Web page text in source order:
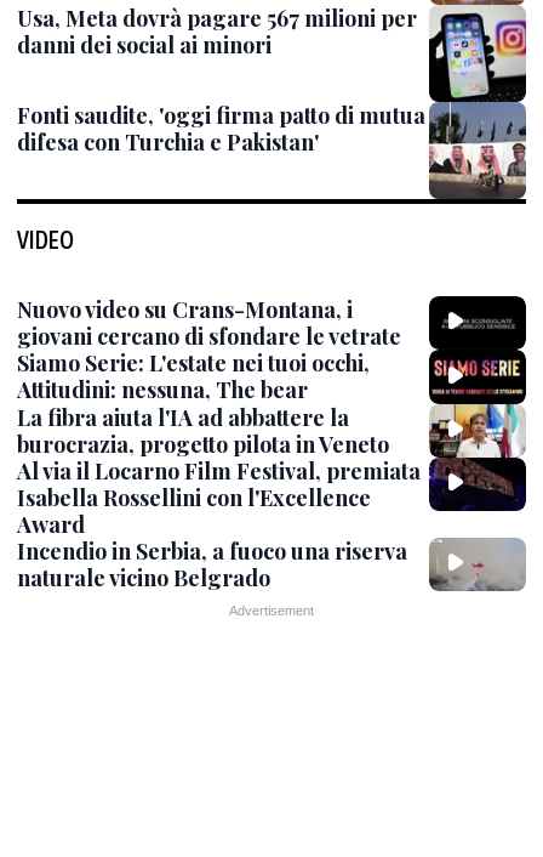
Usa, Meta dovrà pagare 567 milioni per
danni dei social ai minori
Fonti saudite, 'oggi firma patto di mutua
difesa con Turchia e Pakistan'
VIDEO
Nuovo video su Crans-Montana, i
giovani cercano di sfondare le vetrate
Siamo Serie: L'estate nei tuoi occhi,
Attitudini: nessuna, The bear
La fibra aiuta l'IA ad abbattere la
burocrazia, progetto pilota in Veneto
Al via il Locarno Film Festival, premiata
Isabella Rossellini con l'Excellence
Award
Incendio in Serbia, a fuoco una riserva
naturale vicino Belgrado